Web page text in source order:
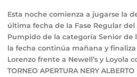
Esta noche comienza a jugarse la
última fecha de la Fase Regular
Pumpido de la categoría Senior de
la fecha continúa mañana y
Lorenzo frente a Newell’s y Loyola
TORNEO APERTURA NERY